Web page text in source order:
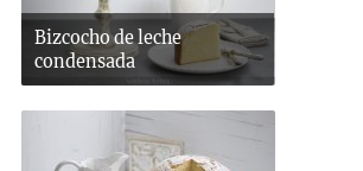
Bizcocho de leche
condensada